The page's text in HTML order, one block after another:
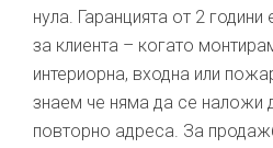
нула. Гаранцията от 2
за клиента – когато
интериорна, входна или
знаем че няма да се наложи
повторно адреса. За